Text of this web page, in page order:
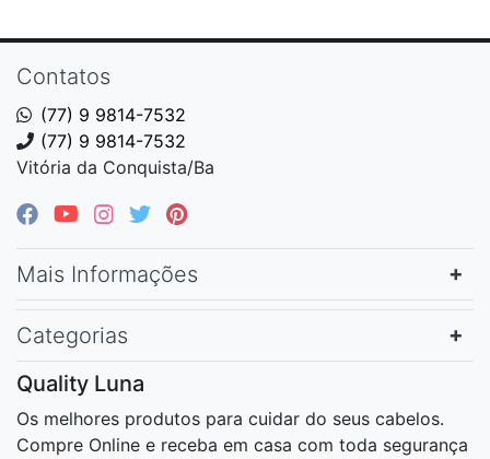
Contatos
(77) 9 9814-7532
(77) 9 9814-7532
Vitória da Conquista/Ba
Mais Informações
Categorias
Quality Luna
Os melhores produtos para cuidar do seus cabelos.
Compre Online e receba em casa com toda segurança